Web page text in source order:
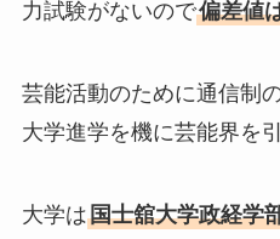
力試験がないので偏差値
芸能活動のために通信制
大学進学を機に芸能界を
大学は国士舘大学政経学